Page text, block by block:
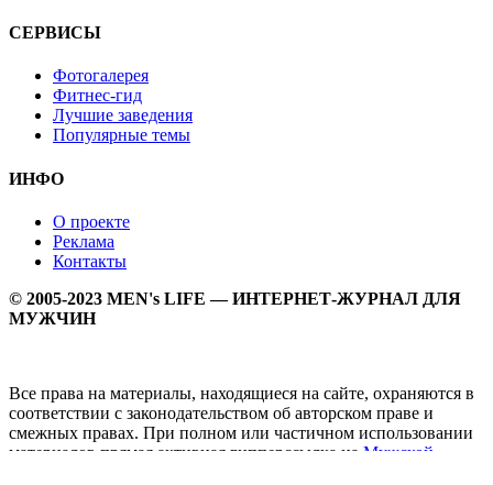
СЕРВИСЫ
Фотогалерея
Фитнес-гид
Лучшие заведения
Популярные темы
ИНФО
О проекте
Реклама
Контакты
© 2005-2023 MEN's LIFE — ИНТЕРНЕТ-ЖУРНАЛ ДЛЯ
МУЖЧИН
Все права на материалы, находящиеся на сайте, охраняются в
соответствии с законодательством об авторском праве и
смежных правах. При полном или частичном использовании
материалов прямая активная гипперссылка на Мужской